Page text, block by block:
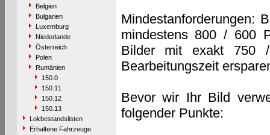
Belgien
Bulgarien
Luxemburg
Niederlande
Österreich
Polen
Rumänien
150.0
150.11
150.12
150.13
Lokbestandslisten
Erhaltene Fahrzeuge
Mindestanforderungen:
mindestens 800 / 600
Bilder mit exakt 750
Bearbeitungszeit
Bevor wir Ihr Bild
folgender Punkte: